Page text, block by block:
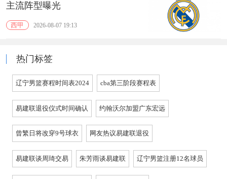
主流阵型曝光
西甲 2026-08-07 19:13
热门标签
辽宁男篮赛程时间表2024 cba第三阶段赛程表
易建联退役仪式时间确认 约翰沃尔加盟广东宏远
曾繁日将改穿9号球衣 网友热议易建联退役
易建联谈周琦交易 朱芳雨谈易建联 辽宁男篮注册12名球员